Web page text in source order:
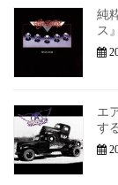
純
ス
エ
す